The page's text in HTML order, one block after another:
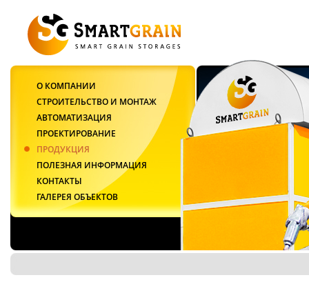
О КОМПАНИИ
СТРОИТЕЛЬСТВО И МОНТАЖ
АВТОМАТИЗАЦИЯ
ПРОЕКТИРОВАНИЕ
ПРОДУКЦИЯ
ПОЛЕЗНАЯ ИНФОРМАЦИЯ
КОНТАКТЫ
ГАЛЕРЕЯ ОБЪЕКТОВ